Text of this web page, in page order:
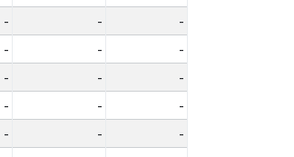
- -
-
- -
-
- -
-
- -
-
- -
-